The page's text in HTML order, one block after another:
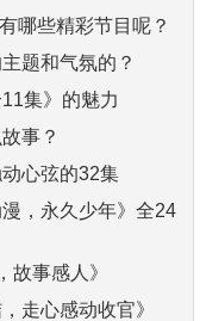
哪些精彩节目呢？
题和气氛的？
集》的魅力
事？
心弦的32集
，永久少年》全24
故事感人》
走心感动收官》